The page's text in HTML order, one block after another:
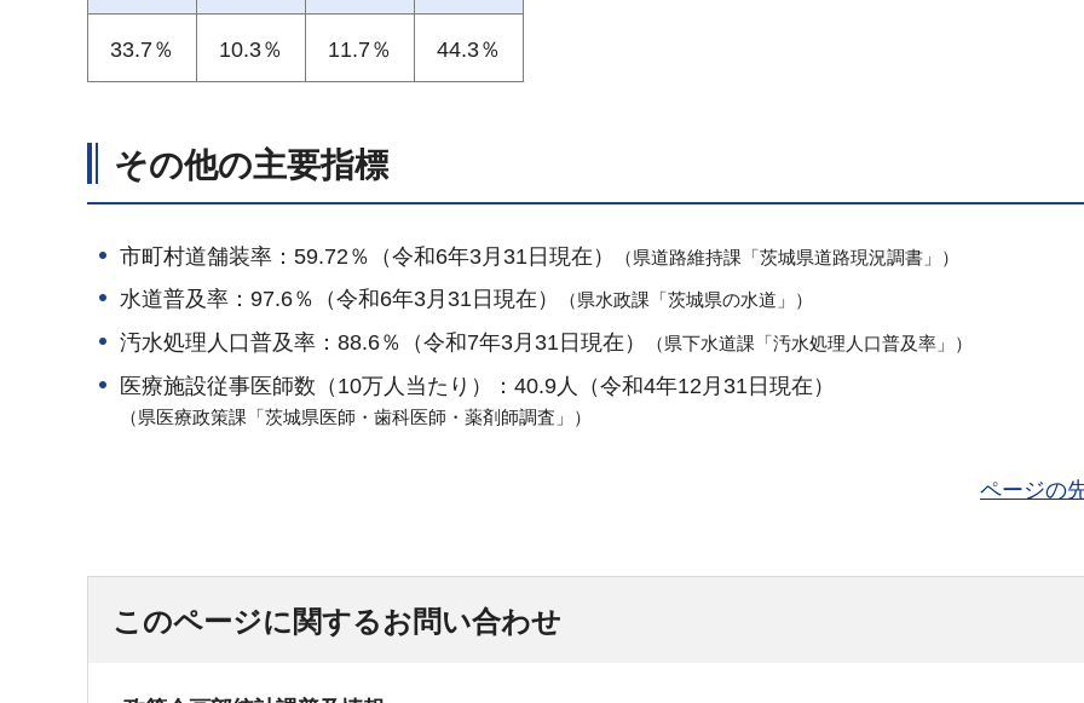
33.7％ 10.3％ 11.7％ 44.3％
その他の主要指標
市町村道舗装率：59.72％（令和6年3月31日現在） （県道路維持課「茨城県道路現況調書 」）
水道普及率：97.6％（令和6年3月31日現在） （県水政課「茨城県の水道」）
汚水処理人口普及率：88.6％（令和7年3月31日現在） （県下水道課「汚水処理人口普及率」）
医療施設従事医師数（10万人当たり）：40.9人（令和4年12月31日現在）
（県医療政策課「茨城県医師・歯科医師・薬剤師調査」）
ページの
このページに関するお問い合わせ